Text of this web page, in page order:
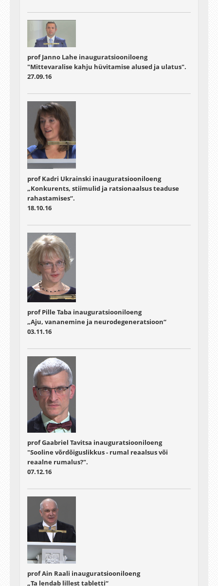
prof Janno Lahe inauguratsiooniloeng
"Mittevaralise kahju hüvitamise alused ja ulatus".
27.09.16
prof Kadri Ukrainski inauguratsiooniloeng
„Konkurents, stiimulid ja ratsionaalsus teaduse
rahastamises“.
18.10.16
prof Pille Taba inauguratsiooniloeng
„Aju, vananemine ja neurodegeneratsioon“
03.11.16
prof Gaabriel Tavitsa inauguratsiooniloeng
"Sooline võrdõiguslikkus - rumal reaalsus või
reaalne rumalus?".
07.12.16
prof Ain Raali inauguratsiooniloeng
„Ta lendab lillest tabletti“